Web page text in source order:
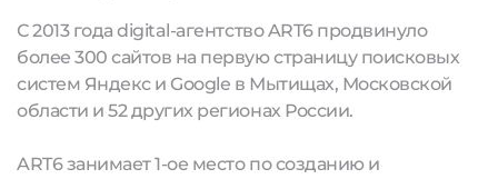
С 2013 года digital-агентство ART6 продвинуло
более 300 сайтов на первую страницу поисковых
систем Яндекс и Google в Мытищах, Московской
области и 52 других регионах России.
ART6 занимает 1-ое место по созданию и